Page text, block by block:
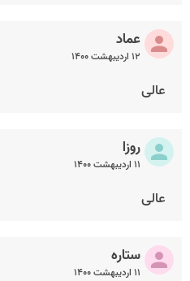
عماد
۱۲ اردیبهشت ۱۴۰۰
عالی
روزا
۱۱ اردیبهشت ۱۴۰۰
عالی
ستاره
۱۱ اردیبهشت ۱۴۰۰